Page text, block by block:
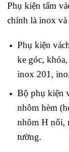
Phụ kiện tấm
chính là inox và
Phụ kiện
ke góc,
inox 201,
Bộ phụ kiện
nhôm hèm
nhôm H nối,
tường.